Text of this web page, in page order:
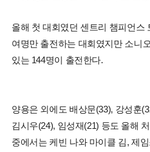
올해 첫 대회였던 센트리 챔피언스
여명만 출전하는 대회였지만 소니
있는 144명이 출전한다.
양용은 외에도 배상문(33), 강성훈
김시우(24), 임성재(21) 등도 올해
중에서는 케빈 나와 마이클 김, 제